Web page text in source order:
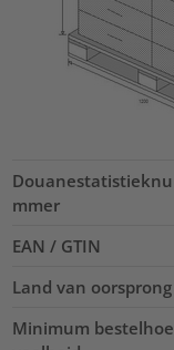
Douanestatistieknu
mmer
EAN / GTIN
Land van oorsprong
Minimum bestelhoe